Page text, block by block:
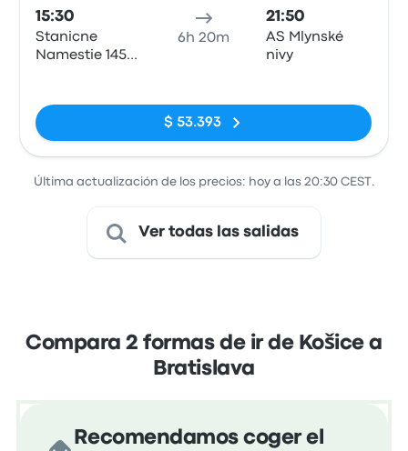
15:30
Stanicne
Namestie 1458
6h 20m
21:50
AS Mlynské
nivy
$ 53.393
Última actualización de los precios: hoy a las 20:30 CEST.
Ver todas las salidas
Compara 2 formas de ir de Košice a
Bratislava
Recomendamos coger el